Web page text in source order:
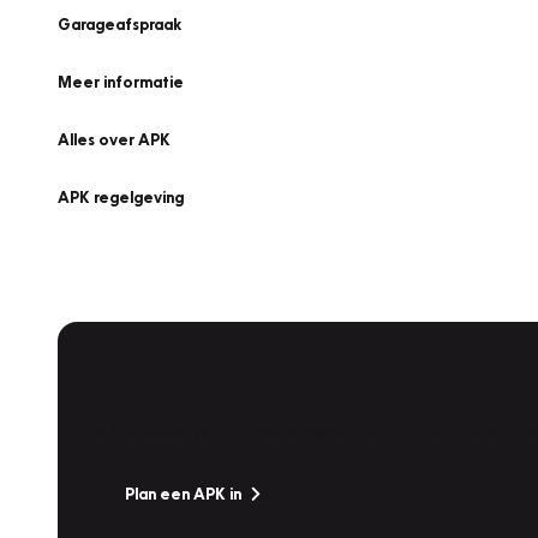
Garageafspraak
Meer informatie
Alles over APK
APK regelgeving
Plan een APK in